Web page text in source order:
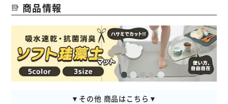
商品情報
▼その他 商品はこちら▼